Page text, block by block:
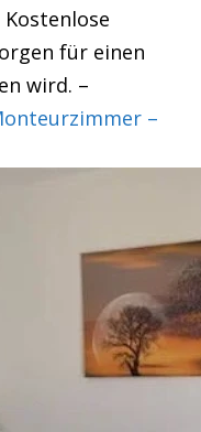
für einen
wird. –
–